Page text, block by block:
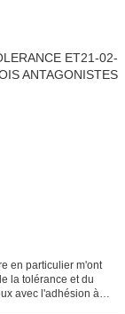
en particulier m'ont
la tolérance et du
avec l'adhésion à la